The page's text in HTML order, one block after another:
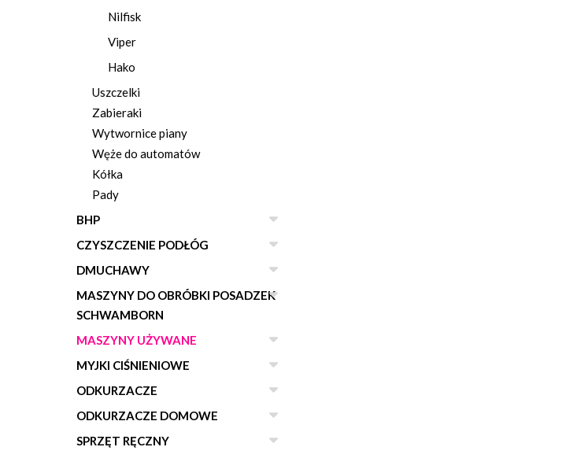
Nilfisk
Viper
Hako
Uszczelki
Zabieraki
Wytwornice piany
Węże do automatów
Kółka
Pady
BHP
CZYSZCZENIE PODŁÓG
DMUCHAWY
MASZYNY DO OBRÓBKI POSADZEK
SCHWAMBORN
MASZYNY UŻYWANE
MYJKI CIŚNIENIOWE
ODKURZACZE
ODKURZACZE DOMOWE
SPRZĘT RĘCZNY